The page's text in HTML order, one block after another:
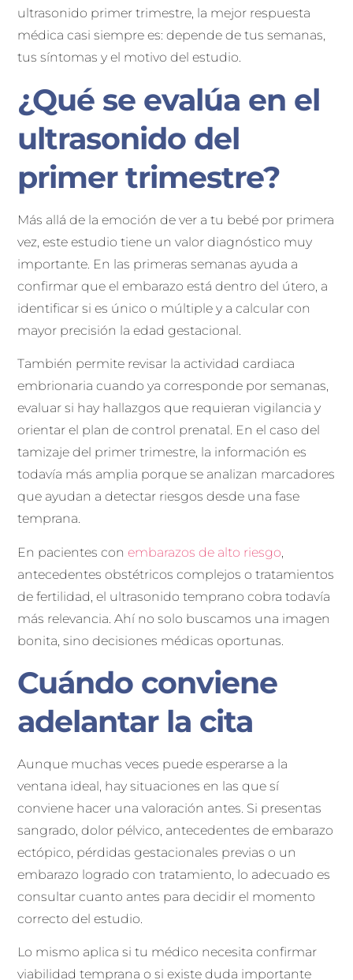
ultrasonido primer trimestre, la mejor respuesta
médica casi siempre es: depende de tus semanas,
tus síntomas y el motivo del estudio.
¿Qué se evalúa en el
ultrasonido del
primer trimestre?
Más allá de la emoción de ver a tu bebé por primera
vez, este estudio tiene un valor diagnóstico muy
importante. En las primeras semanas ayuda a
confirmar que el embarazo está dentro del útero, a
identificar si es único o múltiple y a calcular con
mayor precisión la edad gestacional.
También permite revisar la actividad cardiaca
embrionaria cuando ya corresponde por semanas,
evaluar si hay hallazgos que requieran vigilancia y
orientar el plan de control prenatal. En el caso del
tamizaje del primer trimestre, la información es
todavía más amplia porque se analizan marcadores
que ayudan a detectar riesgos desde una fase
temprana.
En pacientes conembarazos de alto riesgo
antecedentes obstétricos complejos o tratamientos
de fertilidad, el ultrasonido temprano cobra todavía
más relevancia. Ahí no solo buscamos una imagen
bonita, sino decisiones médicas oportunas.
Cuándo conviene
adelantar la cita
Aunque muchas veces puede esperarse a la
ventana ideal, hay situaciones en las que sí
conviene hacer una valoración antes. Si presentas
sangrado, dolor pélvico, antecedentes de embarazo
ectópico, pérdidas gestacionales previas o un
embarazo logrado con tratamiento, lo adecuado es
consultar cuanto antes para decidir el momento
correcto del estudio.
Lo mismo aplica si tu médico necesita confirmar
viabilidad temprana o si existe duda importante